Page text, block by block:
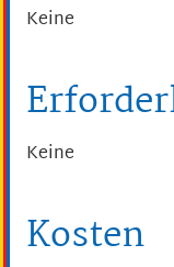
Keine
Keine
Kosten